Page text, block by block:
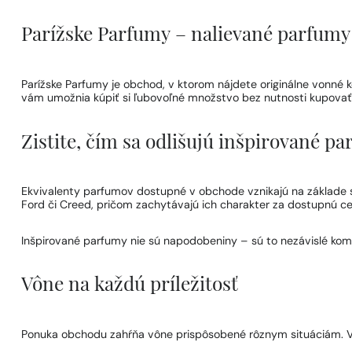
Parížske Parfumy – nalievané
Parížske Parfumy je obchod, v ktorom nájdete originálne
vám umožnia kúpiť si ľubovoľné množstvo bez nutnosti
Zistite, čím sa odlišujú inšpirované
Ekvivalenty parfumov dostupné v obchode vznikajú na základe
Ford či Creed, pričom zachytávajú ich charakter za dostupnú
Inšpirované parfumy nie sú napodobeniny – sú to nezávislé
Vône na každú príležitosť
Ponuka obchodu zahŕňa vône prispôsobené rôznym situáciám.